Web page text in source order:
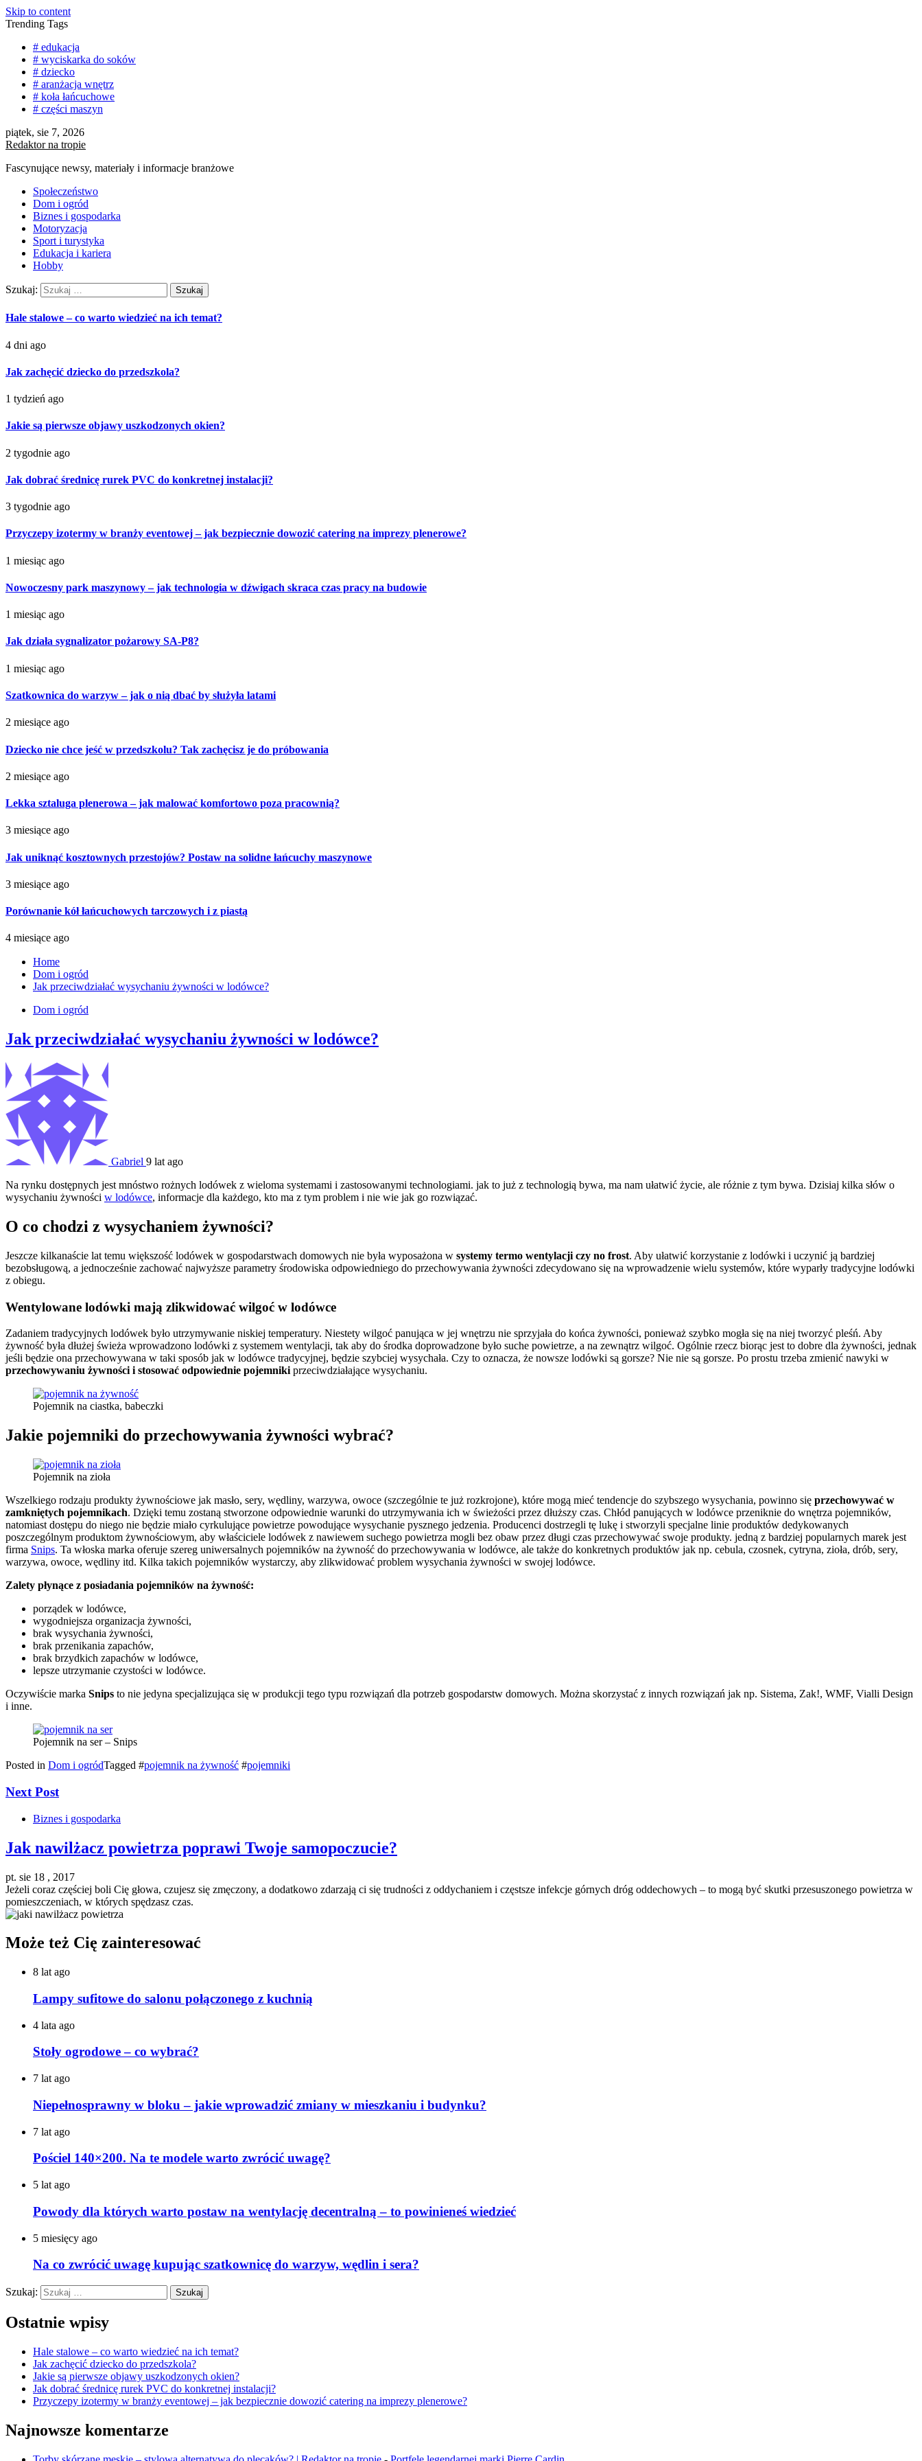
Skip to content
Trending Tags
# edukacja
# wyciskarka do soków
# dziecko
# aranżacja wnętrz
# koła łańcuchowe
# części maszyn
piątek, sie 7, 2026
Redaktor na tropie
Fascynujące newsy, materiały i informacje branżowe
Społeczeństwo
Dom i ogród
Biznes i gospodarka
Motoryzacja
Sport i turystyka
Edukacja i kariera
Hobby
Szukaj:
Hale stalowe – co warto wiedzieć na ich temat?
4 dni ago
Jak zachęcić dziecko do przedszkola?
1 tydzień ago
Jakie są pierwsze objawy uszkodzonych okien?
2 tygodnie ago
Jak dobrać średnicę rurek PVC do konkretnej instalacji?
3 tygodnie ago
Przyczepy izotermy w branży eventowej – jak bezpiecznie dowozić catering na imprezy plenerowe?
1 miesiąc ago
Nowoczesny park maszynowy – jak technologia w dźwigach skraca czas pracy na budowie
1 miesiąc ago
Jak działa sygnalizator pożarowy SA-P8?
1 miesiąc ago
Szatkownica do warzyw – jak o nią dbać by służyła latami
2 miesiące ago
Dziecko nie chce jeść w przedszkolu? Tak zachęcisz je do próbowania
2 miesiące ago
Lekka sztaluga plenerowa – jak malować komfortowo poza pracownią?
3 miesiące ago
Jak uniknąć kosztownych przestojów? Postaw na solidne łańcuchy maszynowe
3 miesiące ago
Porównanie kół łańcuchowych tarczowych i z piastą
4 miesiące ago
Home
Dom i ogród
Jak przeciwdziałać wysychaniu żywności w lodówce?
Dom i ogród
Jak przeciwdziałać wysychaniu żywności w lodówce?
Gabriel 9 lat ago
Na rynku dostępnych jest mnóstwo rożnych lodówek z wieloma systemami i zastosowanymi technologiami. jak to już z technologią bywa, ma nam ułatwić życie, ale różnie z tym bywa. Dzisiaj kilka słów o
wysychaniu żywności w lodówce, informacje dla każdego, kto ma z tym problem i nie wie jak go rozwiązać.
O co chodzi z wysychaniem żywności?
Jeszcze kilkanaście lat temu większość lodówek w gospodarstwach domowych nie była wyposażona w systemy termo wentylacji czy no frost. Aby ułatwić korzystanie z lodówki i uczynić ją bardziej
bezobsługową, a jednocześnie zachować najwyższe parametry środowiska odpowiedniego do przechowywania żywności zdecydowano się na wprowadzenie wielu systemów, które wyparły tradycyjne lodówki
z obiegu.
Wentylowane lodówki mają zlikwidować wilgoć w lodówce
Zadaniem tradycyjnych lodówek było utrzymywanie niskiej temperatury. Niestety wilgoć panująca w jej wnętrzu nie sprzyjała do końca żywności, ponieważ szybko mogła się na niej tworzyć pleśń. Aby
żywność była dłużej świeża wprowadzono lodówki z systemem wentylacji, tak aby do środka doprowadzone było suche powietrze, a na zewnątrz wilgoć. Ogólnie rzecz biorąc jest to dobre dla żywności, jednak
jeśli będzie ona przechowywana w taki sposób jak w lodówce tradycyjnej, będzie szybciej wysychała. Czy to oznacza, że nowsze lodówki są gorsze? Nie nie są gorsze. Po prostu trzeba zmienić nawyki w
przechowywaniu żywności i stosować odpowiednie pojemnikiprzeciwdziałające wysychaniu.
Pojemnik na ciastka, babeczki
Jakie pojemniki do przechowywania żywności wybrać?
Pojemnik na zioła
Wszelkiego rodzaju produkty żywnościowe jak masło, sery, wędliny, warzywa, owoce (szczególnie te już rozkrojone), które mogą mieć tendencje do szybszego wysychania, powinno się przechowywać w
zamkniętych pojemnikach. Dzięki temu zostaną stworzone odpowiednie warunki do utrzymywania ich w świeżości przez dłuższy czas. Chłód panujących w lodówce przeniknie do wnętrza pojemników,
natomiast dostępu do niego nie będzie miało cyrkulujące powietrze powodujące wysychanie pysznego jedzenia. Producenci dostrzegli tę lukę i stworzyli specjalne linie produktów dedykowanych
poszczególnym produktom żywnościowym, aby właściciele lodówek z nawiewem suchego powietrza mogli bez obaw przez długi czas przechowywać swoje produkty. jedną z bardziej popularnych marek jest
firma Snips. Ta włoska marka oferuje szereg uniwersalnych pojemników na żywność do przechowywania w lodówce, ale także do konkretnych produktów jak np. cebula, czosnek, cytryna, zioła, drób, sery,
warzywa, owoce, wędliny itd. Kilka takich pojemników wystarczy, aby zlikwidować problem wysychania żywności w swojej lodówce.
Zalety płynące z posiadania pojemników na żywność:
porządek w lodówce,
wygodniejsza organizacja żywności,
brak wysychania żywności,
brak przenikania zapachów,
brak brzydkich zapachów w lodówce,
lepsze utrzymanie czystości w lodówce.
Oczywiście marka Snips to nie jedyna specjalizująca się w produkcji tego typu rozwiązań dla potrzeb gospodarstw domowych. Można skorzystać z innych rozwiązań jak np. Sistema, Zak!, WMF, Vialli Design
i inne.
Pojemnik na ser – Snips
Posted in Dom i ogródTagged #pojemnik na żywność #pojemniki
Next Post
Biznes i gospodarka
Jak nawilżacz powietrza poprawi Twoje samopoczucie?
pt. sie 18 , 2017
Jeżeli coraz częściej boli Cię głowa, czujesz się zmęczony, a dodatkowo zdarzają ci się trudności z oddychaniem i częstsze infekcje górnych dróg oddechowych – to mogą być skutki przesuszonego powietrza w
pomieszczeniach, w których spędzasz czas.
Może też Cię zainteresować
8 lat ago
Lampy sufitowe do salonu połączonego z kuchnią
4 lata ago
Stoły ogrodowe – co wybrać?
7 lat ago
Niepełnosprawny w bloku – jakie wprowadzić zmiany w mieszkaniu i budynku?
7 lat ago
Pościel 140×200. Na te modele warto zwrócić uwagę?
5 lat ago
Powody dla których warto postaw na wentylację decentralną – to powinieneś wiedzieć
5 miesięcy ago
Na co zwrócić uwagę kupując szatkownicę do warzyw, wędlin i sera?
Szukaj:
Ostatnie wpisy
Hale stalowe – co warto wiedzieć na ich temat?
Jak zachęcić dziecko do przedszkola?
Jakie są pierwsze objawy uszkodzonych okien?
Jak dobrać średnicę rurek PVC do konkretnej instalacji?
Przyczepy izotermy w branży eventowej – jak bezpiecznie dowozić catering na imprezy plenerowe?
Najnowsze komentarze